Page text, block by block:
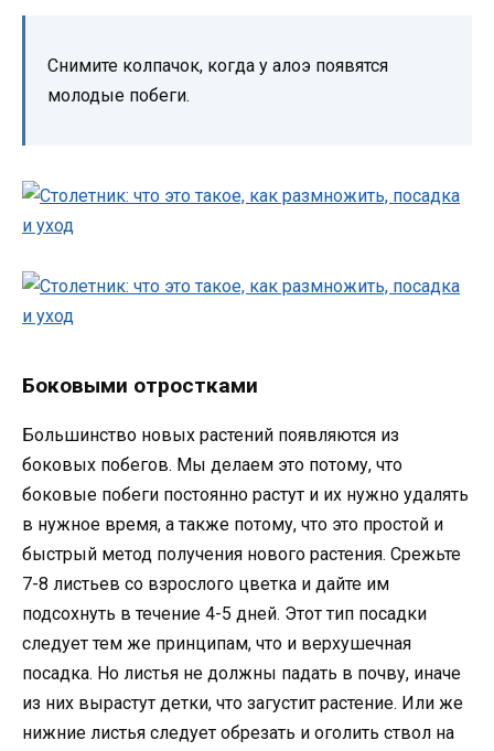
Снимите колпачок, когда у алоэ появятся
молодые побеги.
Боковыми отростками
Большинство новых растений появляются из
боковых побегов. Мы делаем это потому, что
боковые побеги постоянно растут и их нужно удалять
в нужное время, а также потому, что это простой и
быстрый метод получения нового растения. Срежьте
7-8 листьев со взрослого цветка и дайте им
подсохнуть в течение 4-5 дней. Этот тип посадки
следует тем же принципам, что и верхушечная
посадка. Но листья не должны падать в почву, иначе
из них вырастут детки, что загустит растение. Или же
нижние листья следует обрезать и оголить ствол на